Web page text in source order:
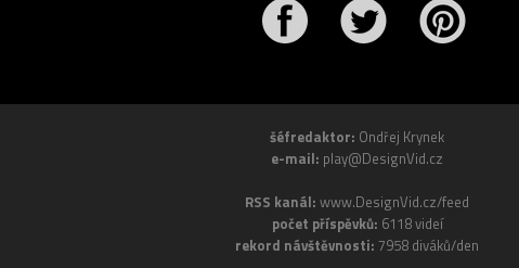
šéfredaktor: Ondřej Krynek
e-mail: play@DesignVid.cz
RSS kanál: www.DesignVid.cz/feed
počet příspěvků: 6118 videí
rekord návštěvnosti: 7958 diváků/den